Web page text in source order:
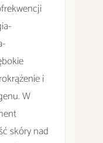
i
W
skóry nad